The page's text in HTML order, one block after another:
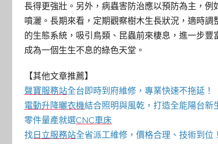
長得更強壯。另外，病蟲害防治應以預防為主，
噴灑。長期來看，定期觀察樹木生長狀況，適時
的生態系統，吸引鳥類、昆蟲前來棲息，進一步
成為一個生生不息的綠色天堂。
【其他文章推薦】
聲寶服務站全台即時到府維修，專業快速不拖延！
電動升降曬衣機結合照明與風乾，打造全能陽台新
零件量產就選CNC車床
找日立服務站全省派工維修，價格合理、技術到位！